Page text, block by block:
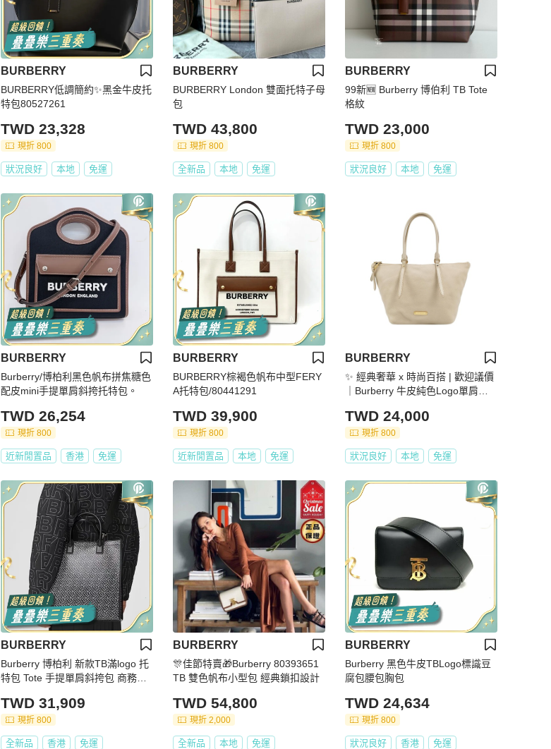
BURBERRY
BURBERRY低調簡約✨黑金牛皮托
特包80527261
TWD 23,328
現折 800
狀況良好 本地 免運
BURBERRY
BURBERRY London 雙面托特子母
包
TWD 43,800
現折 800
全新品 本地 免運
BURBERRY
99新🆕 Burberry 博伯利 TB Tote
格紋
TWD 23,000
現折 800
狀況良好 本地 免運
BURBERRY
Burberry/博柏利黑色帆布拼焦糖色
配皮mini手提單肩斜挎托特包。
TWD 26,254
現折 800
近新閒置品 香港 免運
BURBERRY
BURBERRY棕褐色帆布中型FERY
A托特包/80441291
TWD 39,900
現折 800
近新閒置品 本地 免運
BURBERRY
✨ 經典奢華 x 時尚百搭 | 歡迎議價
｜Burberry 牛皮純色Logo單肩托
TWD 24,000
現折 800
狀況良好 本地 免運
BURBERRY
Burberry 博柏利 新款TB滿logo 托
特包 Tote 手提單肩斜挎包 商務休
TWD 31,909
現折 800
全新品 香港 免運
BURBERRY
🎊佳節特賣🎁Burberry 80393651
TB 雙色帆布小型包 經典鎖扣設計
TWD 54,800
現折 2,000
全新品 本地 免運
BURBERRY
Burberry 黑色牛皮TBLogo標識豆
腐包腰包胸包
TWD 24,634
現折 800
狀況良好 香港 免運